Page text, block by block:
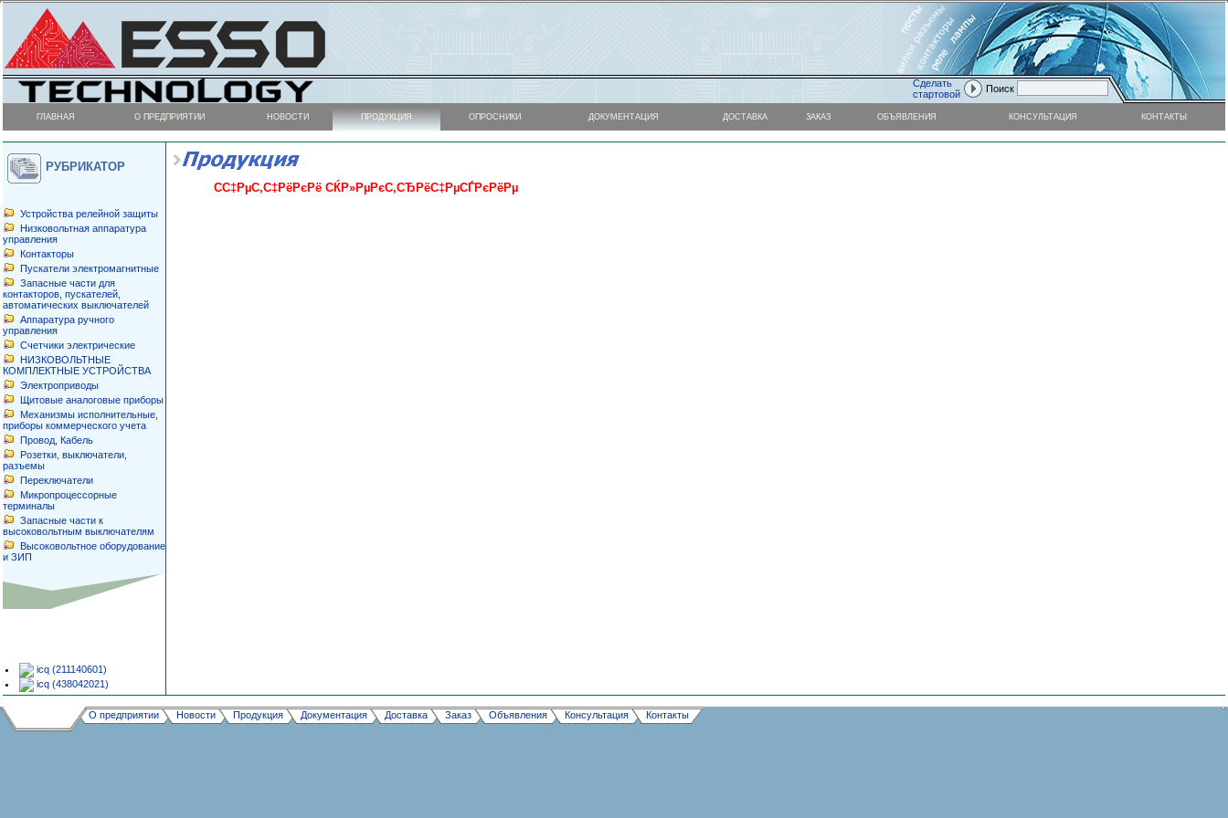
Сделать
стартовой
Поиск
ГЛАВНАЯ О ПРЕДПРИЯТИИ НОВОСТИ ПРОДУКЦИЯ ОПРОСНИКИ ДОКУМЕНТАЦИЯ ДОСТАВКА ЗАКАЗ ОБЪЯВЛЕНИЯ КОНСУЛЬТАЦИЯ КОНТАКТЫ
РУБРИКАТОР
Устройства релейной защиты
Низковольтная аппаратура
управления
Контакторы
Пускатели электромагнитные
Запасные части для
контакторов, пускателей,
автоматических выключателей
Аппаратура ручного
управления
Cчетчики электрические
НИЗКОВОЛЬТНЫЕ
КОМПЛЕКТНЫЕ УСТРОЙСТВА
Электроприводы
Щитовые аналоговые приборы
Механизмы исполнительные,
приборы коммерческого учета
Провод, Кабель
Розетки, выключатели,
разъемы
Переключатели
Микропроцессорные
терминалы
Запасные части к
высоковольтным выключателям
Высоковольтное оборудование
и ЗИП
icq (211140601)
icq (438042021)
CС‡РµС‚С‡РёРєРё СЌР»РµРєС‚СЂРёС‡РµСЃРєРёРµ
О предприятии Новости Продукция Документация Доставка Заказ Объявления Консультация Контакты